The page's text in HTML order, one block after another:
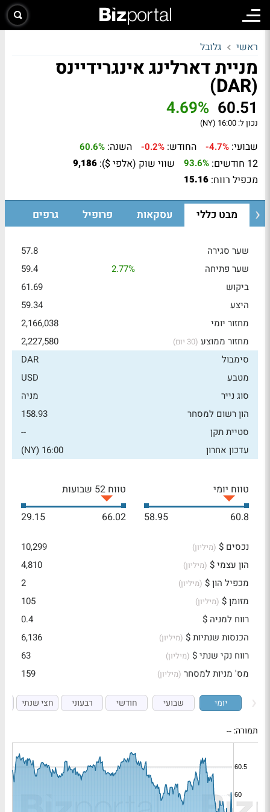
ראשי גלובל
מניית דארלינג אינגרידיינס
(DAR)
60.51
4.69%
נכון ל: 16:00 (NY)
שבועי: -4.7% החודש: -0.2% השנה: 60.6%
12 חודשים: 93.6% שווי שוק (אלפי $): 9,186
מכפיל רווח: 15.16
מבט כללי עסקאות פרופיל גרפים
שער סגירה
57.8
שער פתיחה
2.77%
59.4
ביקוש
61.69
היצע
59.34
מחזור יומי
2,166,038
מחזור ממוצע (30 יום)
2,227,580
סימבול
DAR
מטבע
USD
סוג נייר
מניה
הון רשום למסחר
158.93
סטיית תקן
--
עדכון אחרון
16:00 (NY)
טווח יומי
60.8
58.95
טווח 52 שבועות
66.02
29.15
נכסים $ (מיליון)
10,299
הון עצמי $ (מיליון)
4,810
מכפיל הון $ (מיליון)
2
מזומן $ (מיליון)
105
רווח למניה $
0.4
הכנסות שנתיות $ (מיליון)
6,136
רווח נקי שנתי $ (מיליון)
63
מס' מניות למסחר (מיליון) 159
יומי שבועי חודשי רבעוני חצי שנתי
תמורה: --